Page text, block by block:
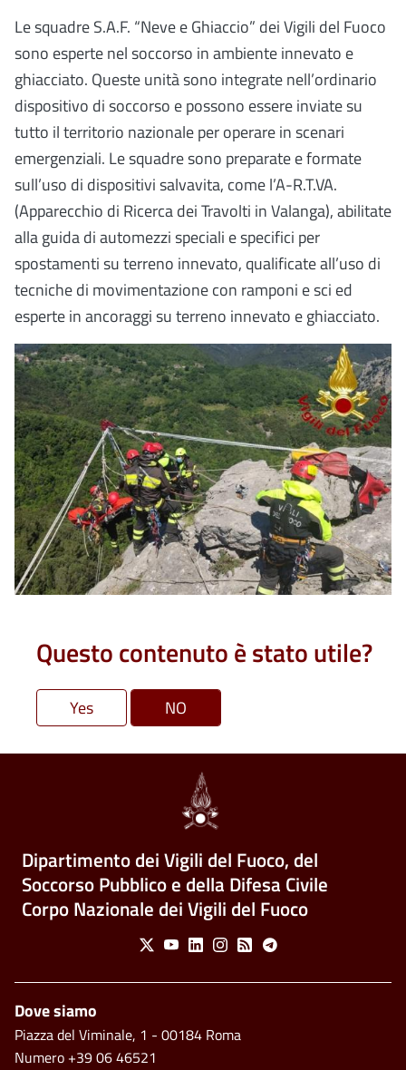
Le squadre S.A.F. “Neve e Ghiaccio” dei Vigili del Fuoco
sono esperte nel soccorso in ambiente innevato e
ghiacciato. Queste unità sono integrate nell’ordinario
dispositivo di soccorso e possono essere inviate su
tutto il territorio nazionale per operare in scenari
emergenziali. Le squadre sono preparate e formate
sull’uso di dispositivi salvavita, come l’A-R.T.VA.
(Apparecchio di Ricerca dei Travolti in Valanga), abilitate
alla guida di automezzi speciali e specifici per
spostamenti su terreno innevato, qualificate all’uso di
tecniche di movimentazione con ramponi e sci ed
esperte in ancoraggi su terreno innevato e ghiacciato.
Questo contenuto è stato utile?
Dipartimento dei Vigili del Fuoco, del
Soccorso Pubblico e della Difesa Civile
Corpo Nazionale dei Vigili del Fuoco
Social Menu
X YoutubeLinkedinInstagram
Feed Telegram
Footer
Dove siamo
Piazza del Viminale, 1 - 00184 Roma
Numero +39 06 46521